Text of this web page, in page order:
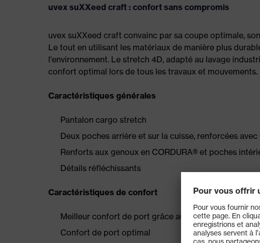
uvex suXXeed craft : confort sans compromis
uvex suXXeed craft convainc par sa coupe optimale,
Le tout en utilisant les matériaux de manière plus
l'environnement. Le stretch 4D, adapté au lavage
confort optimal lors de tous les travaux et mouvements.
Caractéristiques générales
Pantalon cargo stretch
Deux poches arrière et sur la cuisse, renforcées avec
Renforts aux genoux en CORDURA® et poches
Détails réfléchissants
Caractéristiques de confort
Meilleur confort de port grâce au stretch 4D
Confort de port optimal